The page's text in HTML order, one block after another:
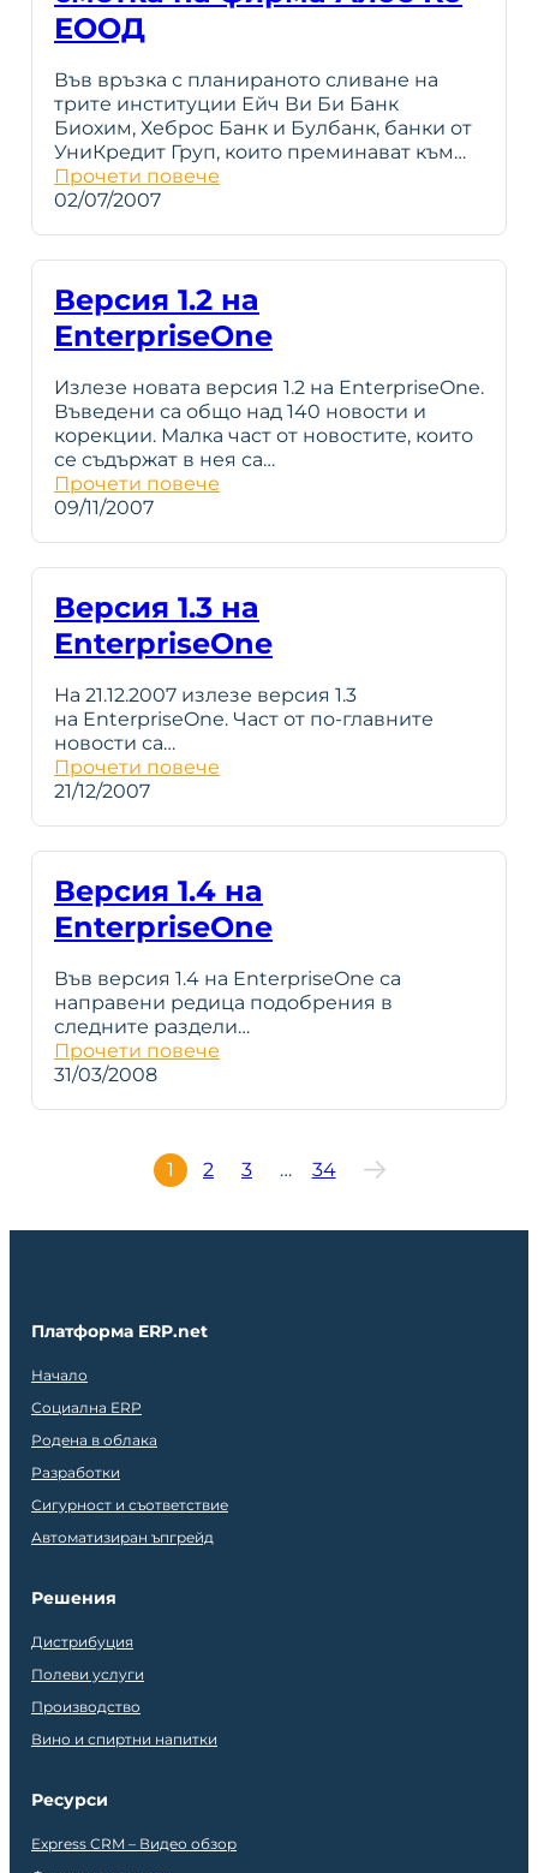
ЕООД
Във връзка с планираното сливане на
трите институции Ейч Ви Би Банк
Биохим, Хеброс Банк и Булбанк, банки от
УниКредит Груп, които преминават към…
Прочети повече
02/07/2007
Версия 1.2 на
EnterpriseOne
Излезе новата версия 1.2 на EnterpriseOne.
Въведени са общо над 140 новости и
корекции. Малка част от новостите, които
се съдържат в нея са…
Прочети повече
09/11/2007
Версия 1.3 на
EnterpriseOne
На 21.12.2007 излезе версия 1.3
на EnterpriseOne. Част от по-главните
новости са…
Прочети повече
21/12/2007
Версия 1.4 на
EnterpriseOne
Във версия 1.4 на EnterpriseOne са
направени редица подобрения в
следните раздели…
Прочети повече
31/03/2008
1 2 3 … 34
Платформа ERP.net
Начало
Социална ERP
Родена в облака
Разработки
Сигурност и съответствие
Автоматизиран ъпгрейд
Решения
Дистрибуция
Полеви услуги
Производство
Вино и спиртни напитки
Ресурси
Express CRM – Видео обзор